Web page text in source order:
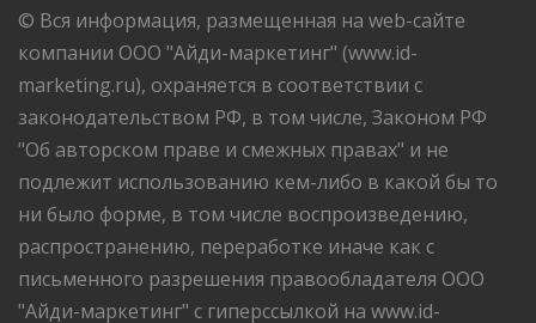
© Вся информация, размещенная на web-сайте
компании ООО "Айди-маркетинг" (www.id-
marketing.ru), охраняется в соответствии с
законодательством РФ, в том числе, Законом РФ
"Об авторском праве и смежных правах" и не
подлежит использованию кем-либо в какой бы то
ни было форме, в том числе воспроизведению,
распространению, переработке иначе как с
письменного разрешения правообладателя ООО
"Айди-маркетинг" с гиперссылкой на www.id-